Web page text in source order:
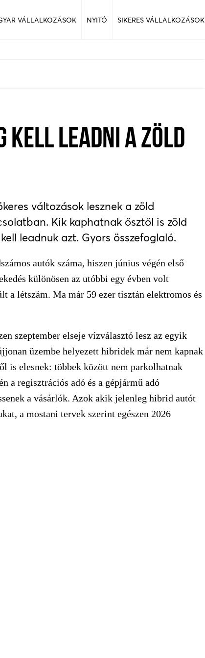
VÁLLALKOZÁSOK NYITÓ SIKERES VÁLLALKOZÁSOK
KELL LEADNI A ZÖLD
változások lesznek a zöld
Kik kaphatnak ősztől is zöld
leadnuk azt. Gyors összefoglaló.
autók száma, hiszen június végén első
különösen az utóbbi egy évben volt
a létszám. Ma már 59 ezer tisztán elektromos és
szeptember elseje vízválasztó lesz az egyik
üzembe helyezett hibridek már nem kapnak
is elesnek: többek között nem parkolhatnak
a regisztrációs adó és a gépjármű adó
a vásárlók. Azok akik jelenleg hibrid autót
a mostani tervek szerint egészen 2026